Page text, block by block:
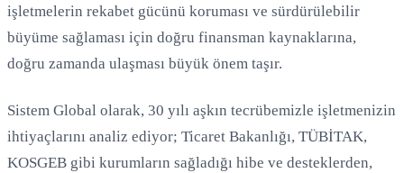
işletmelerin rekabet gücünü koruması ve sürdürülebilir
büyüme sağlaması için doğru finansman kaynaklarına,
doğru zamanda ulaşması büyük önem taşır.
Sistem Global olarak, 30 yılı aşkın tecrübemizle işletmenizin
ihtiyaçlarını analiz ediyor; Ticaret Bakanlığı, TÜBİTAK,
KOSGEB gibi kurumların sağladığı hibe ve desteklerden,